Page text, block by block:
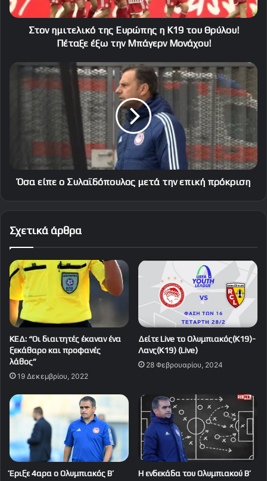
Θρύλου!
Πέταξε
Μονάχου!
Στον ημιτελικό της Ευρώπης η Κ19 του Θρύλου!
Πέταξε έξω την Μπάγερν Μονάχου!
Όσα
είπε
Συλαϊδόπουλος
πρόκριση
Όσα είπε ο Συλαϊδόπουλος μετά την επική πρόκριση
Σχετικά άρθρα
ΚΕΔ: “Οι διαιτητές έκαναν ένα
ξεκάθαρο και προφανές
λάθος”
19 Δεκεμβρίου, 2022
Δείτε Live το Ολυμπιακός(Κ19)-
Λανς(Κ19) (Live)
28 Φεβρουαρίου, 2024
Έριξε 4αρα ο Ολυμπιακός Β’ Η ενδεκάδα του Ολυμπιακού Β’